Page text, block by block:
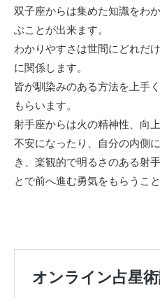
双子座からは集めた知識をわ
ぶことが出来ます。
わかりやすさは世間にどれだ
に関係します。
皆が馴染みのある方法を上手
もらいます。
射手座からは火の精神性、向
不安になったり、自分の内側
き、楽観的で明るさのある射
とで前へ進む勇気をもらうこ